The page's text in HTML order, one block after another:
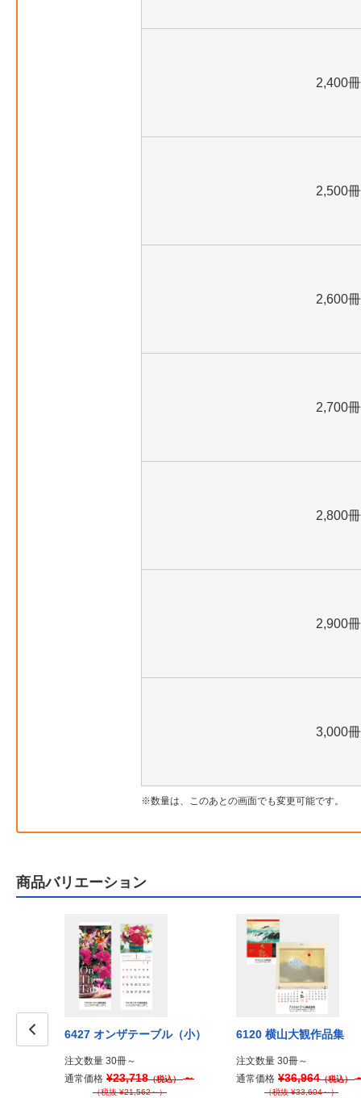
2,400冊
2,500冊
2,600冊
2,700冊
2,800冊
2,900冊
3,000冊
数量は、このあとの画面でも変更可能です。
商品バリエーション
－五七
6427 オンザテーブル（小）
注文数量 30冊～
通常価格 ¥23,718（税込）～
（税抜 ¥21,562～）
6120 横山大観作品集
注文数量 30冊～
通常価格 ¥36,964（税込）
（税抜 ¥33,604～）